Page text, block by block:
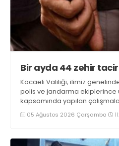
Bir ayda 44 zehir
Kocaeli Valiliği, ilimiz
polis ve jandarma ekiplerince
kapsamında yapılan
Çalışmalar sonucunda
kullanan, ticaretini ve
05 Ağustos 2026 Çarşamba